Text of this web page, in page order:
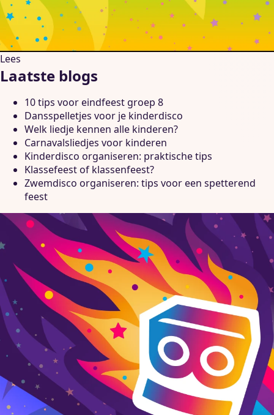
Lees
Laatste blogs
10 tips voor eindfeest groep 8
Dansspelletjes voor je kinderdisco
Welk liedje kennen alle kinderen?
Carnavalsliedjes voor kinderen
Kinderdisco organiseren: praktische tips
Klassefeest of klassenfeest?
Zwemdisco organiseren: tips voor een spetterend
feest